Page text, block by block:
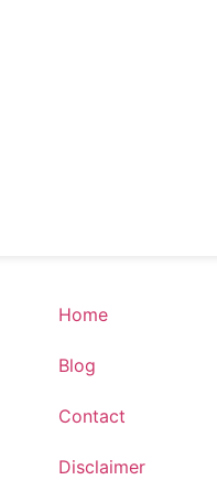
Home
Blog
Contact
Disclaimer